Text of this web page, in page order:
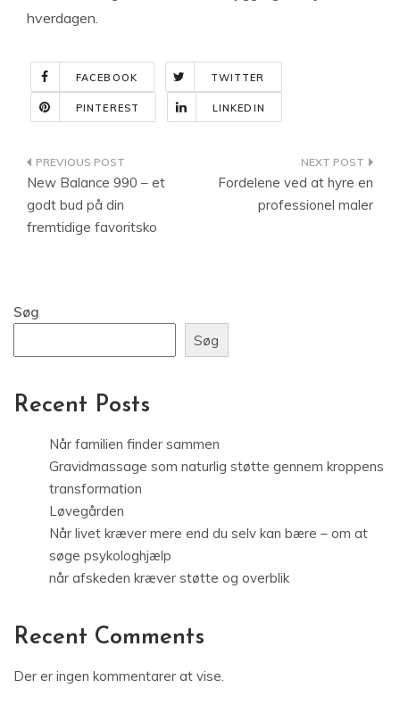
hverdagen.
FACEBOOK TWITTER
PINTEREST LINKEDIN
Indlægsnavigation
New Balance 990 – et
godt bud på din
fremtidige favoritsko
Fordelene ved at hyre en
professionel maler
Søg
Søg
Recent Posts
Når familien finder sammen
Gravidmassage som naturlig støtte gennem kroppens
transformation
Løvegården
Når livet kræver mere end du selv kan bære – om at
søge psykologhjælp
når afskeden kræver støtte og overblik
Recent Comments
Der er ingen kommentarer at vise.